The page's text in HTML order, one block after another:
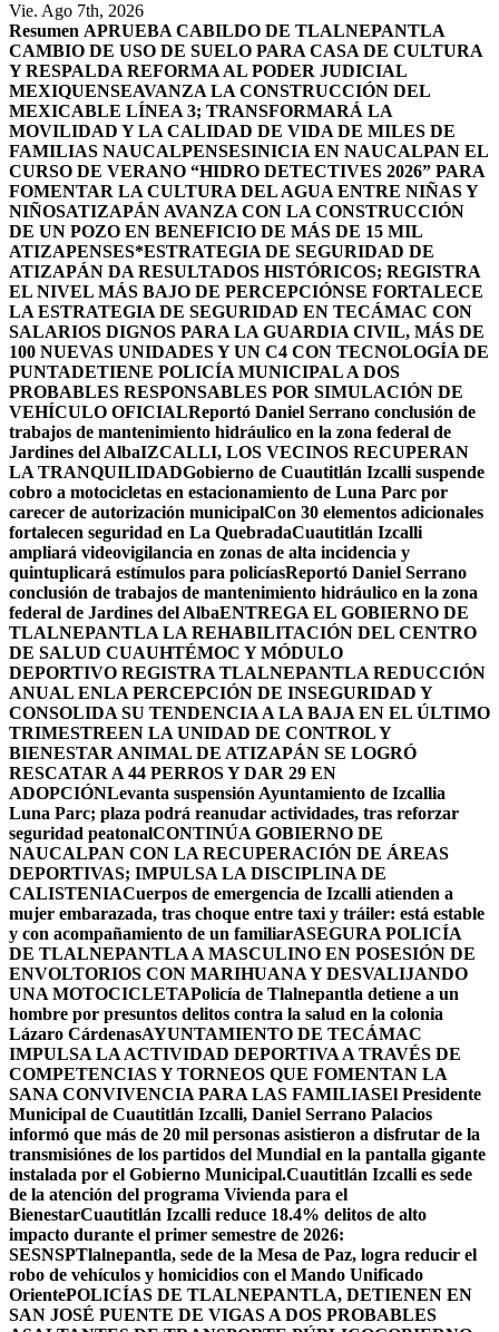
Vie. Ago 7th, 2026
Resumen APRUEBA CABILDO DE TLALNEPANTLA
CAMBIO DE USO DE SUELO PARA CASA DE CULTURA
Y RESPALDA REFORMA AL PODER JUDICIAL
MEXIQUENSEAVANZA LA CONSTRUCCIÓN DEL
MEXICABLE LÍNEA 3; TRANSFORMARÁ LA
MOVILIDAD Y LA CALIDAD DE VIDA DE MILES DE
FAMILIAS NAUCALPENSESINICIA EN NAUCALPAN EL
CURSO DE VERANO “HIDRO DETECTIVES 2026” PARA
FOMENTAR LA CULTURA DEL AGUA ENTRE NIÑAS Y
NIÑOSATIZAPÁN AVANZA CON LA CONSTRUCCIÓN
DE UN POZO EN BENEFICIO DE MÁS DE 15 MIL
ATIZAPENSES*ESTRATEGIA DE SEGURIDAD DE
ATIZAPÁN DA RESULTADOS HISTÓRICOS; REGISTRA
EL NIVEL MÁS BAJO DE PERCEPCIÓNSE FORTALECE
LA ESTRATEGIA DE SEGURIDAD EN TECÁMAC CON
SALARIOS DIGNOS PARA LA GUARDIA CIVIL, MÁS DE
100 NUEVAS UNIDADES Y UN C4 CON TECNOLOGÍA DE
PUNTADETIENE POLICÍA MUNICIPAL A DOS
PROBABLES RESPONSABLES POR SIMULACIÓN DE
VEHÍCULO OFICIALReportó Daniel Serrano conclusión de
trabajos de mantenimiento hidráulico en la zona federal de
Jardines del AlbaIZCALLI, LOS VECINOS RECUPERAN
LA TRANQUILIDADGobierno de Cuautitlán Izcalli suspende
cobro a motocicletas en estacionamiento de Luna Parc por
carecer de autorización municipalCon 30 elementos adicionales
fortalecen seguridad en La QuebradaCuautitlán Izcalli
ampliará videovigilancia en zonas de alta incidencia y
quintuplicará estímulos para policíasReportó Daniel Serrano
conclusión de trabajos de mantenimiento hidráulico en la zona
federal de Jardines del AlbaENTREGA EL GOBIERNO DE
TLALNEPANTLA LA REHABILITACIÓN DEL CENTRO
DE SALUD CUAUHTÉMOC Y MÓDULO
DEPORTIVO REGISTRA TLALNEPANTLA REDUCCIÓN
ANUAL ENLA PERCEPCIÓN DE INSEGURIDAD Y
CONSOLIDA SU TENDENCIA A LA BAJA EN EL ÚLTIMO
TRIMESTREEN LA UNIDAD DE CONTROL Y
BIENESTAR ANIMAL DE ATIZAPÁN SE LOGRÓ
RESCATAR A 44 PERROS Y DAR 29 EN
ADOPCIÓNLevanta suspensión Ayuntamiento de Izcallia
Luna Parc; plaza podrá reanudar actividades, tras reforzar
seguridad peatonalCONTINÚA GOBIERNO DE
NAUCALPAN CON LA RECUPERACIÓN DE ÁREAS
DEPORTIVAS; IMPULSA LA DISCIPLINA DE
CALISTENIACuerpos de emergencia de Izcalli atienden a
mujer embarazada, tras choque entre taxi y tráiler: está estable
y con acompañamiento de un familiarASEGURA POLICÍA
DE TLALNEPANTLA A MASCULINO EN POSESIÓN DE
ENVOLTORIOS CON MARIHUANA Y DESVALIJANDO
UNA MOTOCICLETAPolicía de Tlalnepantla detiene a un
hombre por presuntos delitos contra la salud en la colonia
Lázaro CárdenasAYUNTAMIENTO DE TECÁMAC
IMPULSA LA ACTIVIDAD DEPORTIVA A TRAVÉS DE
COMPETENCIAS Y TORNEOS QUE FOMENTAN LA
SANA CONVIVENCIA PARA LAS FAMILIASEl Presidente
Municipal de Cuautitlán Izcalli, Daniel Serrano Palacios
informó que más de 20 mil personas asistieron a disfrutar de la
transmisiónes de los partidos del Mundial en la pantalla gigante
instalada por el Gobierno Municipal.Cuautitlán Izcalli es sede
de la atención del programa Vivienda para el
BienestarCuautitlán Izcalli reduce 18.4% delitos de alto
impacto durante el primer semestre de 2026:
SESNSPTlalnepantla, sede de la Mesa de Paz, logra reducir el
robo de vehículos y homicidios con el Mando Unificado
OrientePOLICÍAS DE TLALNEPANTLA, ​DETIENEN EN
SAN JOSÉ PUENTE DE VIGAS A DOS PROBABLES